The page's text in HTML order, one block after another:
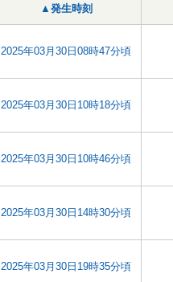
▲発生時刻
2025年03月30日08時47分頃
2025年03月30日10時18分頃
2025年03月30日10時46分頃
2025年03月30日14時30分頃
2025年03月30日19時35分頃